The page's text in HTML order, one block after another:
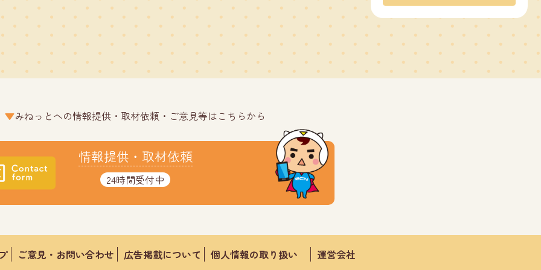
みねっとへの情報提供・取材依頼・ご意見等はこちらから
情報提供・取材依頼
24時間受付中
ご意見・お問い合わせ 広告掲載について 個人情報の取り扱い 運営会社